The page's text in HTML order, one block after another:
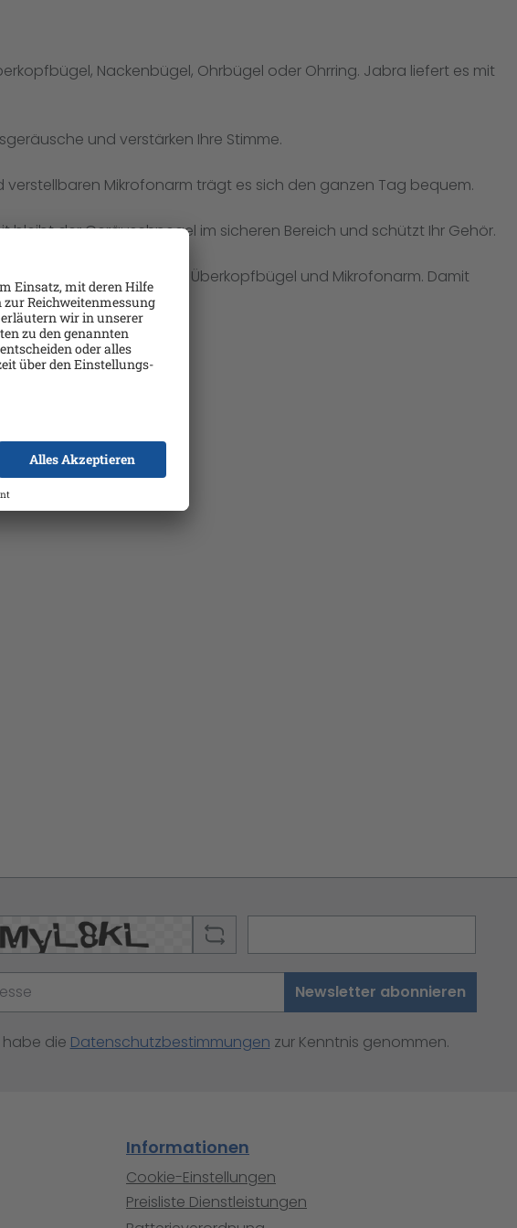
Nackenbügel, Ohrbügel oder Ohrring. Jabra liefert es mit
und verstärken Ihre Stimme.
verstellbaren Mikrofonarm trägt es sich den ganzen Tag bequem.
der Geräuschpegel im sicheren Bereich und schützt Ihr Gehör.
verstellbarem Überkopfbügel und Mikrofonarm. Damit
Newsletter abonnieren
habe die Datenschutzbestimmungen zur Kenntnis genommen.
Informationen
Cookie-Einstellungen
Preisliste Dienstleistungen